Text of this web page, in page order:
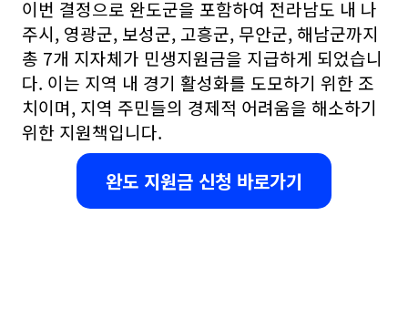
이번 결정으로 완도군을 포함하여 전라남도 내 나
주시, 영광군, 보성군, 고흥군, 무안군, 해남군까지
총 7개 지자체가 민생지원금을 지급하게 되었습니
다. 이는 지역 내 경기 활성화를 도모하기 위한 조
치이며, 지역 주민들의 경제적 어려움을 해소하기
위한 지원책입니다.
완도 지원금 신청 바로가기